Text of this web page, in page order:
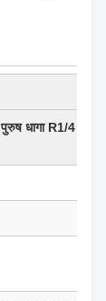
पुरुष धागा R1/4